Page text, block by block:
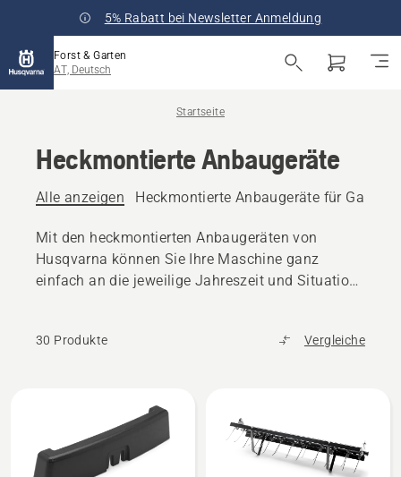
5% Rabatt bei Newsletter Anmeldung
Forst & Garten
AT, Deutsch
Startseite
Heckmontierte Anbaugeräte
Alle anzeigen Heckmontierte Anbaugeräte für
Mit den heckmontierten Anbaugeräten von
Husqvarna können Sie Ihre Maschine ganz
einfach an die jeweilige Jahreszeit und Situation
30 Produkte Vergleiche